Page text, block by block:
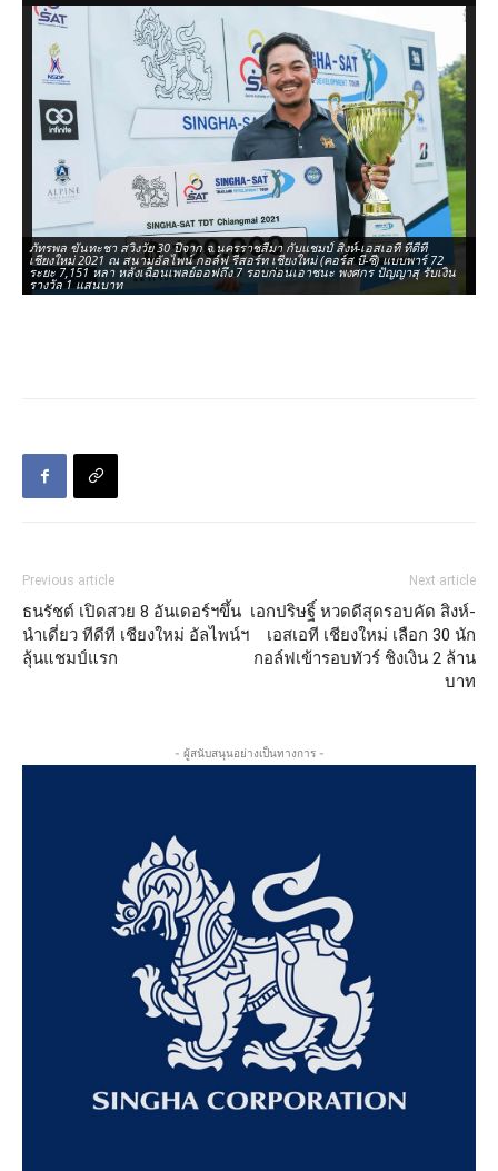
ภัทรพล ขันทะชา สวิงวัย 30 ปีจาก จ.นครราชสีมา กับแชมป์ สิงห์-เอสเอที ทีดีที
เชียงใหม่ 2021 ณ สนามอัลไพน์ กอล์ฟ รีสอร์ท เชียงใหม่ (คอร์ส บี-ซี) แบบพาร์ 72
ระยะ 7,151 หลา หลังเฉือนเพลย์ออฟถึง 7 รอบก่อนเอาชนะ พงศกร ปัญญาสุ รับเงิน
รางวัล 1 แสนบาท
Previous article
ธนรัชต์ เปิดสวย 8 อันเดอร์ฯขึ้น
นำเดี่ยว ทีดีที เชียงใหม่ อัลไพน์ฯ
ลุ้นแชมป์แรก
Next article
เอกปริษฐิ์ หวดดีสุดรอบคัด สิงห์-
เอสเอที เชียงใหม่ เลือก 30 นัก
กอล์ฟเข้ารอบทัวร์ ชิงเงิน 2 ล้าน
บาท
- ผู้สนับสนุนอย่างเป็นทางการ -